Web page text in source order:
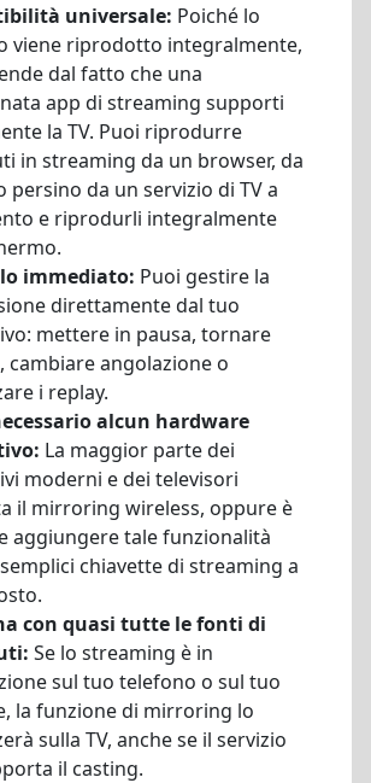
universale: Poiché lo
viene riprodotto integralmente,
dal fatto che una
app di streaming supporti
la TV. Puoi riprodurre
in streaming da un browser, da
persino da un servizio di TV a
e riprodurli integralmente
immediato: Puoi gestire la
direttamente dal tuo
mettere in pausa, tornare
cambiare angolazione o
i replay.
alcun hardware
La maggior parte dei
moderni e dei televisori
il mirroring wireless, oppure è
aggiungere tale funzionalità
chiavette di streaming a
con quasi tutte le fonti di
Se lo streaming è in
sul tuo telefono o sul tuo
la funzione di mirroring lo
sulla TV, anche se il servizio
il casting.